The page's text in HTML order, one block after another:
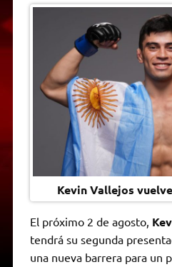
a
l
a
m
i
e
r
c
e
b
o
o
s
e
n
g
p
a
i
l
i
n
t
F
r
i
e
n
d
l
y
Kevin Vallejos
El próximo 2 de agosto,
tendrá su segunda
una nueva barrera para un